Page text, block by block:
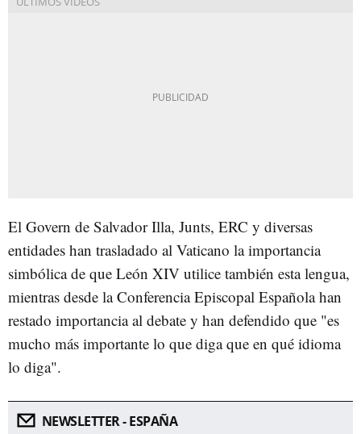
El Govern de Salvador Illa, Junts, ERC y diversas
entidades han trasladado al Vaticano la importancia
simbólica de que León XIV utilice también esta lengua,
mientras desde la Conferencia Episcopal Española han
restado importancia al debate y han defendido que "es
mucho más importante lo que diga que en qué idioma
lo diga".
NEWSLETTER - ESPAÑA